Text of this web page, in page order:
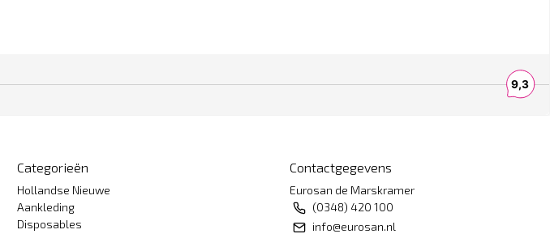
Categorieën
Hollandse Nieuwe
Aankleding
Disposables
Contactgegevens
Eurosan de Marskramer
(0348) 420 100
info@eurosan.nl